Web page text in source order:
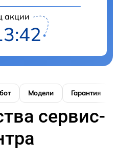
акции
Модели Гарантия
сервис-